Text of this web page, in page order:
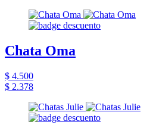
Chata Oma
$ 4.500
$ 2.378